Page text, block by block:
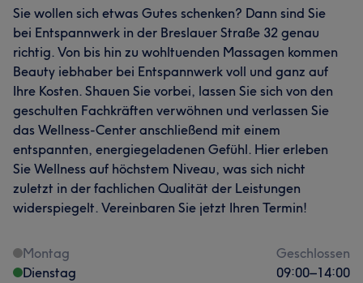
Sie wollen sich etwas Gutes schenken? Dann sind Sie
bei Entspannwerk in der Breslauer Straße 32 genau
richtig. Von bis hin zu wohltuenden Massagen kommen
Beauty iebhaber bei Entspannwerk voll und ganz auf
Ihre Kosten. Shauen Sie vorbei, lassen Sie sich von den
geschulten Fachkräften verwöhnen und verlassen Sie
das Wellness-Center anschließend mit einem
entspannten, energiegeladenen Gefühl. Hier erleben
Sie Wellness auf höchstem Niveau, was sich nicht
zuletzt in der fachlichen Qualität der Leistungen
widerspiegelt. Vereinbaren Sie jetzt Ihren Termin!
Montag
Geschlossen
Dienstag
09:00–14:00